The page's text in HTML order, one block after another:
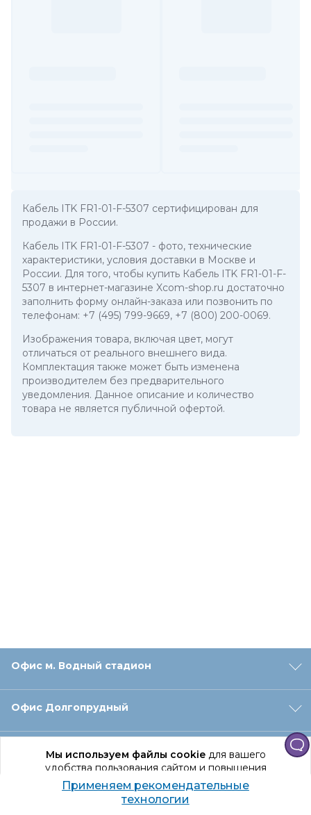
Мы используем файлы cookieдля вашего
удобства пользования сайтом и повышения
качества рекомендаций.
Продолжая использование сайта, вы даете
согласие на обработку персональных данных
Кабель ITK FR1-01-F-5307 сертифицирован для
продажи в России.
Кабель ITK FR1-01-F-5307 - фото, технические
характеристики, условия доставки в Москве и
России. Для того, чтобы купить Кабель ITK FR1-01-F-
5307 в интернет-магазине Xcom-shop.ru достаточно
заполнить форму онлайн-заказа или позвонить по
телефонам: +7 (495) 799-9669, +7 (800) 200-0069.
Изображения товара, включая цвет, могут
отличаться от реального внешнего вида.
Комплектация также может быть изменена
производителем без предварительного
уведомления. Данное описание и количество
товара не является публичной офертой.
Офис м. Водный стадион
Офис Долгопрудный
Офис Санкт‑Петербург
Оформление заказа
Применяем рекомендательные
технологии